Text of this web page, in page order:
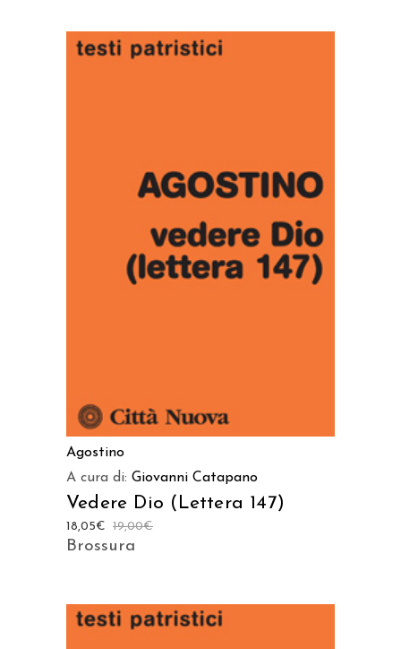
AGGIUNGI AL CARRELLO
Agostino
A cura di: Giovanni Catapano
Vedere Dio (Lettera 147)
19,00€
18,05€
Brossura